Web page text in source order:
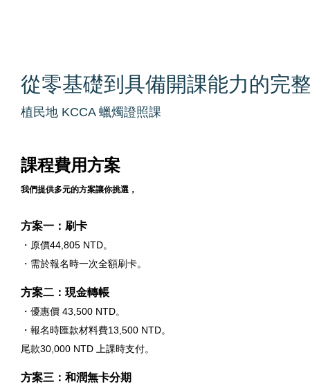
從零基礎到具備開課能力的完
植民地 KCCA 蠟燭證照課
課程費用方案
我們提供多元的方案讓你挑選，
方案一：刷卡
・原價44,805 NTD。
・需於報名時一次全額刷卡。
方案二：現金轉帳
・優惠價 43,500 NTD。
・報名時匯款材料費13,500 NTD。
尾款30,000 NTD 上課時支付。
方案三：和潤無卡分期